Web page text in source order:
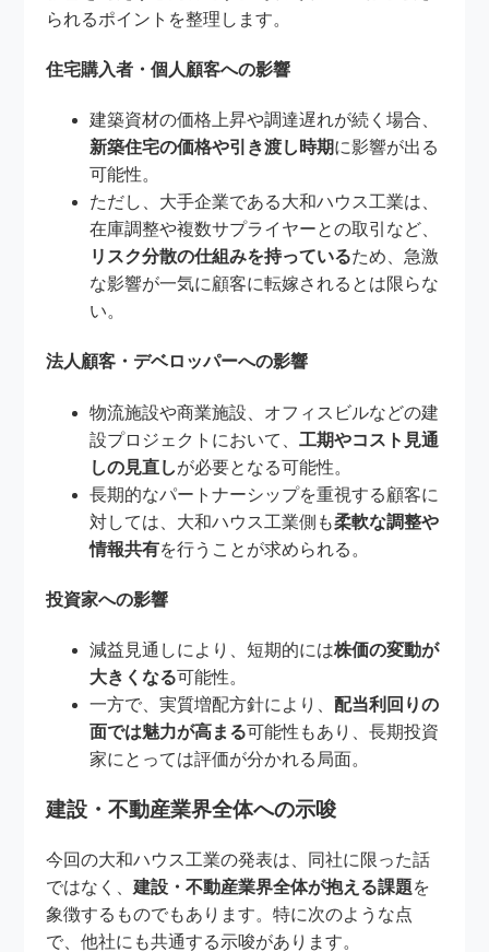
られるポイントを整理します。
住宅購入者・個人顧客への影響
建築資材の価格上昇や調達遅れが続く場合、
新築住宅の価格や引き渡し時期に影響が出る
可能性。
ただし、大手企業である大和ハウス工業は、
在庫調整や複数サプライヤーとの取引など、
リスク分散の仕組みを持っているため、急激
な影響が一気に顧客に転嫁されるとは限らな
い。
法人顧客・デベロッパーへの影響
物流施設や商業施設、オフィスビルなどの建
設プロジェクトにおいて、工期やコスト見通
しの見直しが必要となる可能性。
長期的なパートナーシップを重視する顧客に
対しては、大和ハウス工業側も柔軟な調整や
情報共有を行うことが求められる。
投資家への影響
減益見通しにより、短期的には株価の変動が
大きくなる可能性。
一方で、実質増配方針により、配当利回りの
面では魅力が高まる可能性もあり、長期投資
家にとっては評価が分かれる局面。
建設・不動産業界全体への示唆
今回の大和ハウス工業の発表は、同社に限った話
ではなく、建設・不動産業界全体が抱える課題を
象徴するものでもあります。特に次のような点
で、他社にも共通する示唆があります。